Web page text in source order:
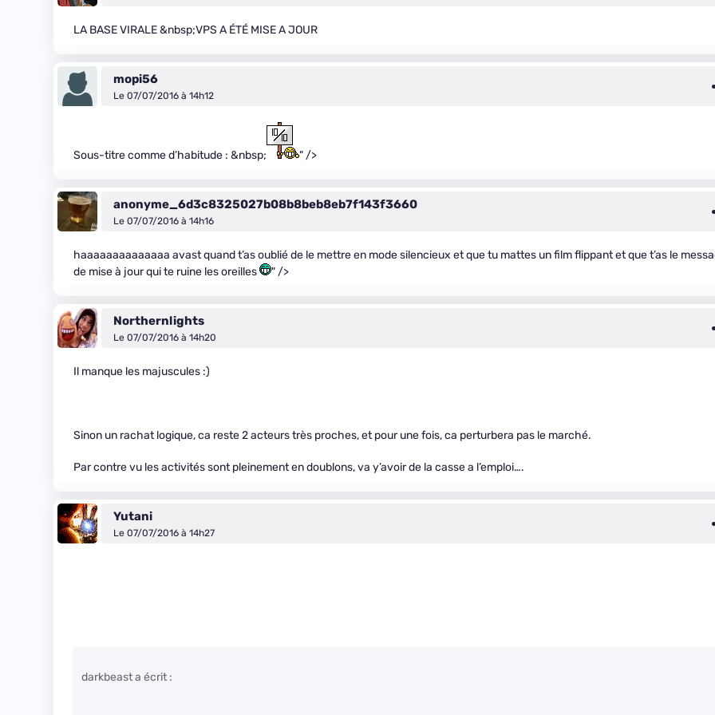
LA BASE VIRALE &nbsp;VPS A ÉTÉ MISE A JOUR
mopi56
Le 07/07/2016 à 14h12
Sous-titre comme d’habitude : &nbsp; " />
anonyme_6d3c8325027b08b8beb8eb7f143f3660
Le 07/07/2016 à 14h16
haaaaaaaaaaaaaa avast quand t’as oublié de le mettre en mode silencieux et que tu mattes un film flippant et que t’as le
de mise à jour qui te ruine les oreilles
" />
Northernlights
Le 07/07/2016 à 14h20
Il manque les majuscules :)
Sinon un rachat logique, ca reste 2 acteurs très proches, et pour une fois, ca perturbera pas le marché.
Par contre vu les activités sont pleinement en doublons, va y’avoir de la casse a l’emploi….
Yutani
Le 07/07/2016 à 14h27
darkbeast a écrit :